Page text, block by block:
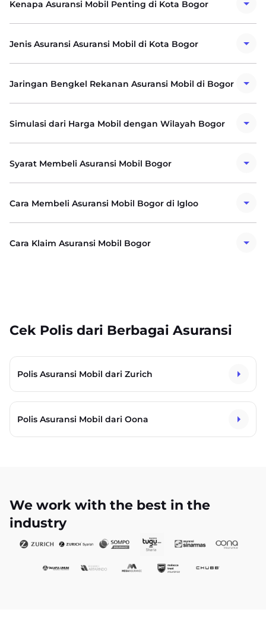
Kenapa Asuransi Mobil Penting di Kota Bogor
Jenis Asuransi Asuransi Mobil di Kota Bogor
Jaringan Bengkel Rekanan Asuransi Mobil di Bogor
Simulasi dari Harga Mobil dengan Wilayah Bogor
Syarat Membeli Asuransi Mobil Bogor
Cara Membeli Asuransi Mobil Bogor di Igloo
Cara Klaim Asuransi Mobil Bogor
Cek Polis dari Berbagai Asuransi
Polis Asuransi Mobil dari Zurich
Polis Asuransi Mobil dari Oona
We work with the best in the
industry